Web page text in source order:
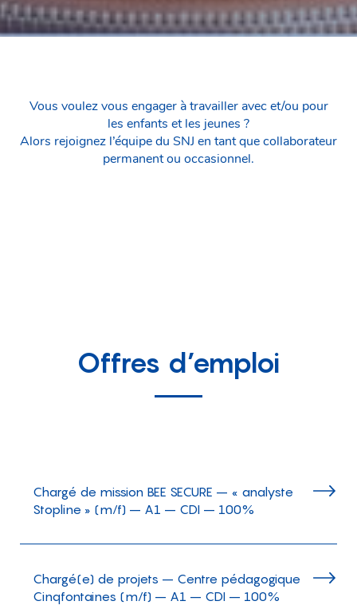
Vous voulez vous engager à travailler avec et/ou pour
les enfants et les jeunes ?
Alors rejoignez l’équipe du SNJ en tant que collaborateur
permanent ou occasionnel.
Offres d’emploi
Chargé de mission BEE SECURE – « analyste
Stopline » (m/f) – A1 – CDI – 100%
Chargé(e) de projets – Centre pédagogique
Cinqfontaines (m/f) – A1 – CDI – 100%